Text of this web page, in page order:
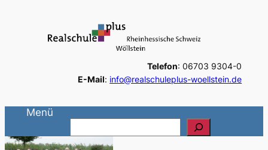
Telefon: 06703 9304-0
E-Mail: info@realschuleplus-woellstein.de
Menü
u